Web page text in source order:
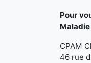
Pour
Maladie
CPAM
46 rue